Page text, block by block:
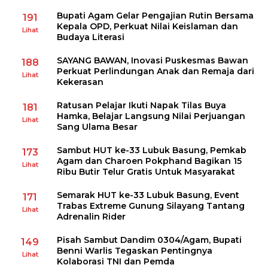
191
Lihat
Bupati Agam Gelar Pengajian Rutin Bersama
Kepala OPD, Perkuat Nilai Keislaman dan
Budaya Literasi
188
Lihat
SAYANG BAWAN, Inovasi Puskesmas Bawan
Perkuat Perlindungan Anak dan Remaja dari
Kekerasan
181
Lihat
Ratusan Pelajar Ikuti Napak Tilas Buya
Hamka, Belajar Langsung Nilai Perjuangan
Sang Ulama Besar
173
Lihat
Sambut HUT ke-33 Lubuk Basung, Pemkab
Agam dan Charoen Pokphand Bagikan 15
Ribu Butir Telur Gratis Untuk Masyarakat
171
Lihat
Semarak HUT ke-33 Lubuk Basung, Event
Trabas Extreme Gunung Silayang Tantang
Adrenalin Rider
149
Lihat
Pisah Sambut Dandim 0304/Agam, Bupati
Benni Warlis Tegaskan Pentingnya
Kolaborasi TNI dan Pemda